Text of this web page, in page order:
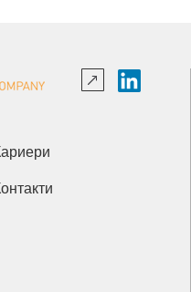
Кариери
Контакти